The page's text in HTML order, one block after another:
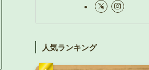
人気ランキング